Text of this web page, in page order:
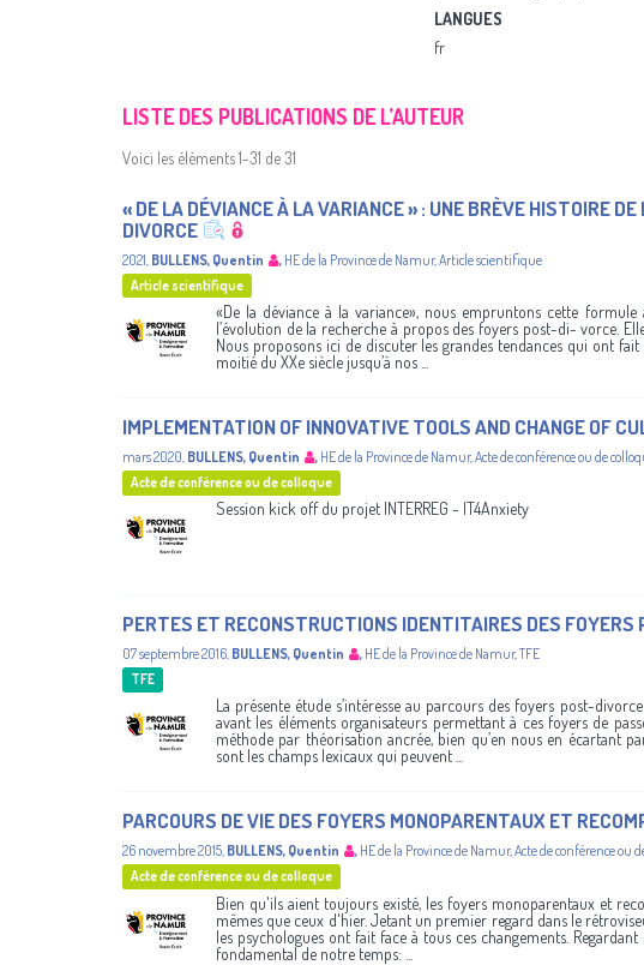
LANGUES
fr
LISTE DES PUBLICATIONS DE L’AUTEUR
Voici les éléments 1-31 de 31
« DE LA DÉVIANCE À LA VARIANCE » : UNE BRÈVE HISTOIRE
DIVORCE
2021, BULLENS, Quentin , HE de la Province de Namur,Article scientifique
Article scientifique
«De la déviance à la variance», nous empruntons cette
l’évolution de la recherche à propos des foyers post-di- vorce.
Nous proposons ici de discuter les grandes tendances qui ont
moitié du XXe siècle jusqu’à nos ...
IMPLEMENTATION OF INNOVATIVE TOOLS AND CHANGE OF
mars 2020, BULLENS, Quentin , HE de la Province de Namur,Acte de conférence ou de
Acte de conférence ou de colloque
Session kick off du projet INTERREG - IT4Anxiety
PERTES ET RECONSTRUCTIONS IDENTITAIRES DES FOYERS
07 septembre 2016, BULLENS, Quentin , HE de la Province de Namur,TFE
TFE
La présente étude s’intéresse au parcours des foyers post-
avant les éléments organisateurs permettant à ces foyers de
méthode par théorisation ancrée, bien qu’en nous en écartant
sont les champs lexicaux qui peuvent ...
PARCOURS DE VIE DES FOYERS MONOPARENTAUX ET
26 novembre 2015, BULLENS, Quentin , HE de la Province de Namur,Acte de conférence ou
Acte de conférence ou de colloque
Bien qu'ils aient toujours existé, les foyers monoparentaux et
mêmes que ceux d'hier. Jetant un premier regard dans le
les psychologues ont fait face à tous ces changements.
fondamental de notre temps: ...